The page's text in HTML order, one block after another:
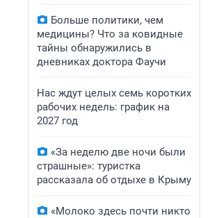
Больше политики, чем
медицины? Что за ковидные
тайны обнаружились в
дневниках доктора Фаучи
Нас ждут целых семь коротких
рабочих недель: график на
2027 год
«За неделю две ночи были
страшные»: туристка
рассказала об отдыхе в Крыму
«Молоко здесь почти никто